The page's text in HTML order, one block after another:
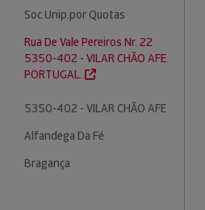
Soc.Unip.por Quotas
Rua De Vale Pereiros Nr. 22
5350-402 - VILAR CHÃO AFE.
PORTUGAL.
5350-402 - VILAR CHÃO AFE
Alfandega Da Fé
Bragança